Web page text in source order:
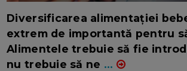
Diversificarea alimentației
extrem de importantă pentru
Alimentele trebuie să fie
nu trebuie să ne ...